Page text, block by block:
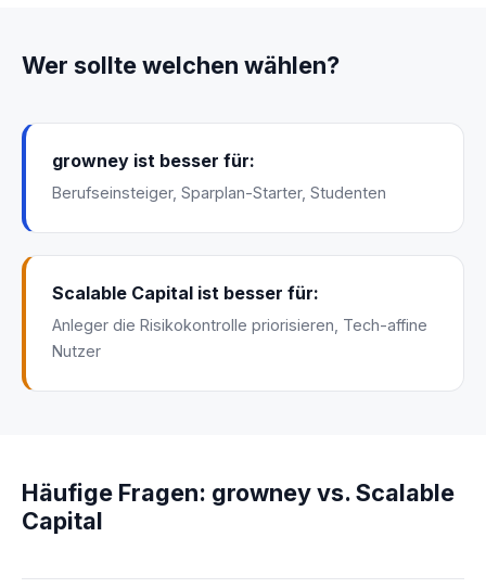
Wer sollte welchen wählen?
growney ist besser für:
Berufseinsteiger, Sparplan-Starter, Studenten
Scalable Capital ist besser für:
Anleger die Risikokontrolle priorisieren, Tech-affine
Nutzer
Häufige Fragen: growney vs. Scalable
Capital